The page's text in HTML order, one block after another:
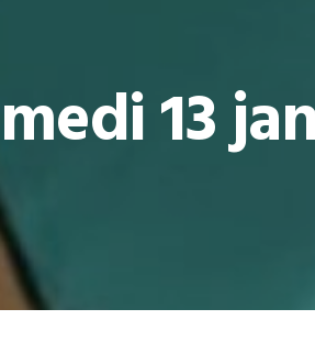
13